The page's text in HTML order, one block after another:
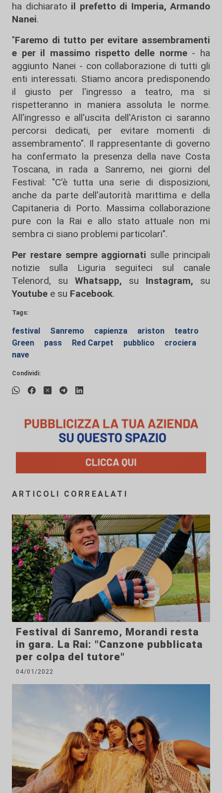
ha dichiarato il prefetto di Imperia, Armando
Nanei.
"Faremo di tutto per evitare assembramenti
e per il massimo rispetto delle norme- ha
aggiunto Nanei - con collaborazione di tutti gli
enti interessati. Stiamo ancora predisponendo
il giusto per l'ingresso a teatro, ma si
rispetteranno in maniera assoluta le norme.
All'ingresso e all'uscita dell'Ariston ci saranno
percorsi dedicati, per evitare momenti di
assembramento". Il rappresentante di governo
ha confermato la presenza della nave Costa
Toscana, in rada a Sanremo, nei giorni del
Festival: "C'è tutta una serie di disposizioni,
anche da parte dell'autorità marittima e della
Capitaneria di Porto. Massima collaborazione
pure con la Rai e allo stato attuale non mi
sembra ci siano problemi particolari".
Per restare sempre aggiornati sulle principali
notizie sulla Liguria seguiteci sul canale
Telenord, su
Whatsapp, su Instagram, su
Youtube e su Facebook.
Tags:
festival Sanremo capienza ariston
teatro
Green
pass Red Carpet pubblico
crociera
nave
Condividi:
ARTICOLI CORREALATI
Festival di Sanremo, Morandi resta
in gara. La Rai: "Canzone pubblicata
per colpa del tutore"
04/01/2022